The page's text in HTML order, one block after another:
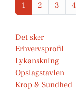
1 2 3 4
Det sker
Erhvervsprofil
Lykønskning
Opslagstavlen
Krop & Sundhed